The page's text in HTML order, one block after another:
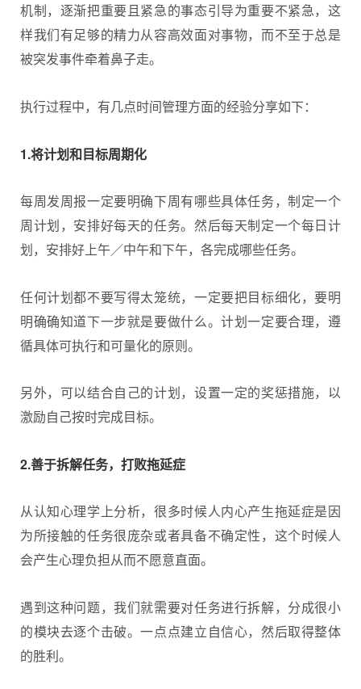
机制，逐渐把重要且紧急的事态引导为重要不紧急，这
样我们有足够的精力从容高效面对事物，而不至于总是
被突发事件牵着鼻子走。
执行过程中，有几点时间管理方面的经验分享如下：
1.将计划和目标周期化
每周发周报一定要明确下周有哪些具体任务，制定一个
周计划，安排好每天的任务。然后每天制定一个每日计
划，安排好上午／中午和下午，各完成哪些任务。
任何计划都不要写得太笼统，一定要把目标细化，要明
明确确知道下一步就是要做什么。计划一定要合理，遵
循具体可执行和可量化的原则。
另外，可以结合自己的计划，设置一定的奖惩措施，以
激励自己按时完成目标。
2.善于拆解任务，打败拖延症
从认知心理学上分析，很多时候人内心产生拖延症是因
为所接触的任务很庞杂或者具备不确定性，这个时候人
会产生心理负担从而不愿意直面。
遇到这种问题，我们就需要对任务进行拆解，分成很小
的模块去逐个击破。一点点建立自信心，然后取得整体
的胜利。